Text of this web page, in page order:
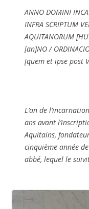
ANNO DOMINI
INFRA SCRIPTUM
AQUITANORUM
[an]NO /
[quem et ipse post
L’an de
ans avant
Aquitains,
cinquième année
abbé, lequel le